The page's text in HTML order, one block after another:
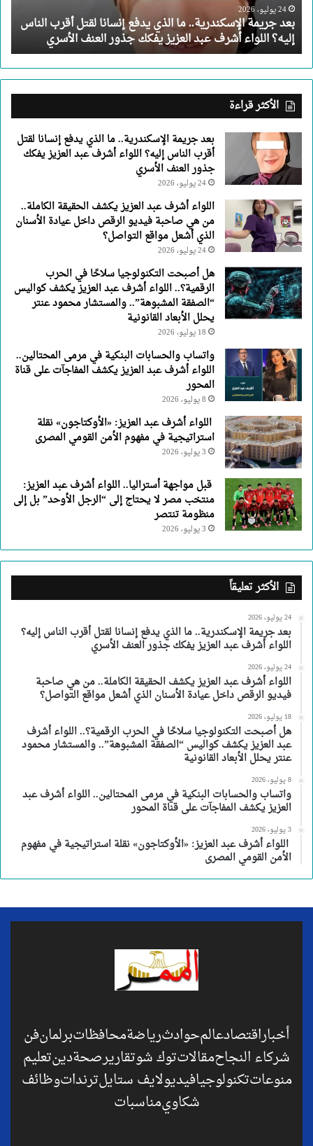
لقتل
أقرب
الناس
إليه؟
اللواء
أشرف
عبد
العزيز
جذور
العنف
الأسري
24 يوليو، 2026
بعد جريمة الإسكندرية.. ما الذي يدفع إنسانا لقتل أقرب الناس
إليه؟ اللواء أشرف عبد العزيز يفكك جذور العنف الأسري
الأكثر قراءة
بعد جريمة الإسكندرية.. ما الذي يدفع إنسانا لقتل
أقرب الناس إليه؟ اللواء أشرف عبد العزيز يفكك
جذور العنف الأسري
24 يوليو، 2026
اللواء أشرف عبد العزيز يكشف الحقيقة الكاملة..
من هي صاحبة فيديو الرقص داخل عيادة الأسنان
الذي أشعل مواقع التواصل؟
24 يوليو، 2026
هل أصبحت التكنولوجيا سلاحًا في الحرب
الرقمية؟.. اللواء أشرف عبد العزيز يكشف كواليس
“الصفقة المشبوهة”.. والمستشار محمود عنتر
يحلل الأبعاد القانونية
18 يوليو، 2026
واتساب والحسابات البنكية في مرمى المحتالين..
اللواء أشرف عبد العزيز يكشف المفاجآت على قناة
المحور
8 يوليو، 2026
اللواء أشرف عبد العزيز: «الأوكتاجون» نقلة
استراتيجية في مفهوم الأمن القومي المصرى
3 يوليو، 2026
قبل مواجهة أستراليا.. اللواء أشرف عبد العزيز:
منتخب مصر لا يحتاج إلى “الرجل الأوحد” بل إلى
منظومة تنتصر
3 يوليو، 2026
الأكثر تعليقاً
24 يوليو، 2026
بعد جريمة الإسكندرية.. ما الذي يدفع إنسانا لقتل أقرب الناس إليه؟
اللواء أشرف عبد العزيز يفكك جذور العنف الأسري
24 يوليو، 2026
اللواء أشرف عبد العزيز يكشف الحقيقة الكاملة.. من هي صاحبة
فيديو الرقص داخل عيادة الأسنان الذي أشعل مواقع التواصل؟
18 يوليو، 2026
هل أصبحت التكنولوجيا سلاحًا في الحرب الرقمية؟.. اللواء أشرف
عبد العزيز يكشف كواليس “الصفقة المشبوهة”.. والمستشار محمود
عنتر يحلل الأبعاد القانونية
8 يوليو، 2026
واتساب والحسابات البنكية في مرمى المحتالين.. اللواء أشرف عبد
العزيز يكشف المفاجآت على قناة المحور
3 يوليو، 2026
اللواء أشرف عبد العزيز: «الأوكتاجون» نقلة استراتيجية في مفهوم
الأمن القومي المصرى
أخباراقتصادعالمحوادثرياضةمحافظاتبرلمانفن
شركاء النجاحمقالاتتوك شوتقاريرصحةدينتعليم
منوعاتتكنولوجيافيديولايف ستايلترنداتوظائف
شكاويمناسبات